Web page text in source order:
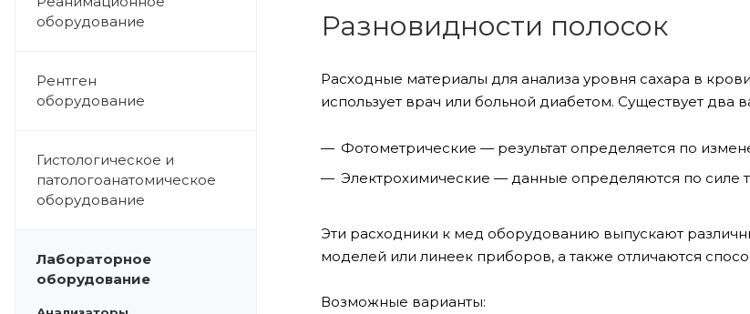
оборудование
Рентген
оборудование
Гистологическое и
патологоанатомическое
оборудование
Лабораторное
оборудование
Разновидности полосок
Расходные материалы для анализа уровня сахара в
использует врач или больной диабетом. Существует два
Фотометрические — результат определяется по
Электрохимические — данные определяются по силе
Эти расходники к мед оборудованию выпускают
моделей или линеек приборов, а также отличаются
Возможные варианты: